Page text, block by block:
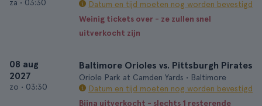
za • 03:30
Datum en tijd moeten nog worden bevestigd
Weinig tickets over - ze zullen snel
uitverkocht zijn
08 aug
2027
zo • 03:30
Baltimore Orioles vs. Pittsburgh Pirates
Oriole Park at Camden Yards • Baltimore
Datum en tijd moeten nog worden bevestigd
Bijna uitverkocht - slechts 1 resterende